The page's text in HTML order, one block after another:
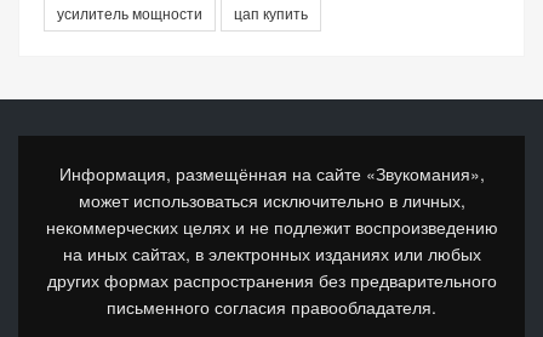
усилитель мощности
цап купить
Информация, размещённая на сайте «Звукомания»,
может использоваться исключительно в личных,
некоммерческих целях и не подлежит воспроизведению
на иных сайтах, в электронных изданиях или любых
других формах распространения без предварительного
письменного согласия правообладателя.